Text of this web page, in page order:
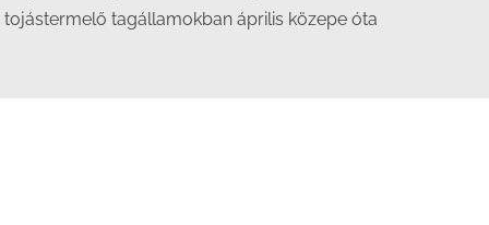
tagállamokban április közepe óta